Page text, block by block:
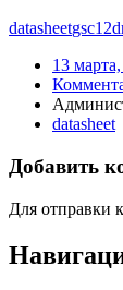
datasheet
13
datasheet
Добавить
Для отправки